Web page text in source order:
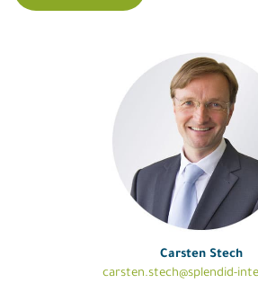
Carsten Stech
carsten.stech@splendid-